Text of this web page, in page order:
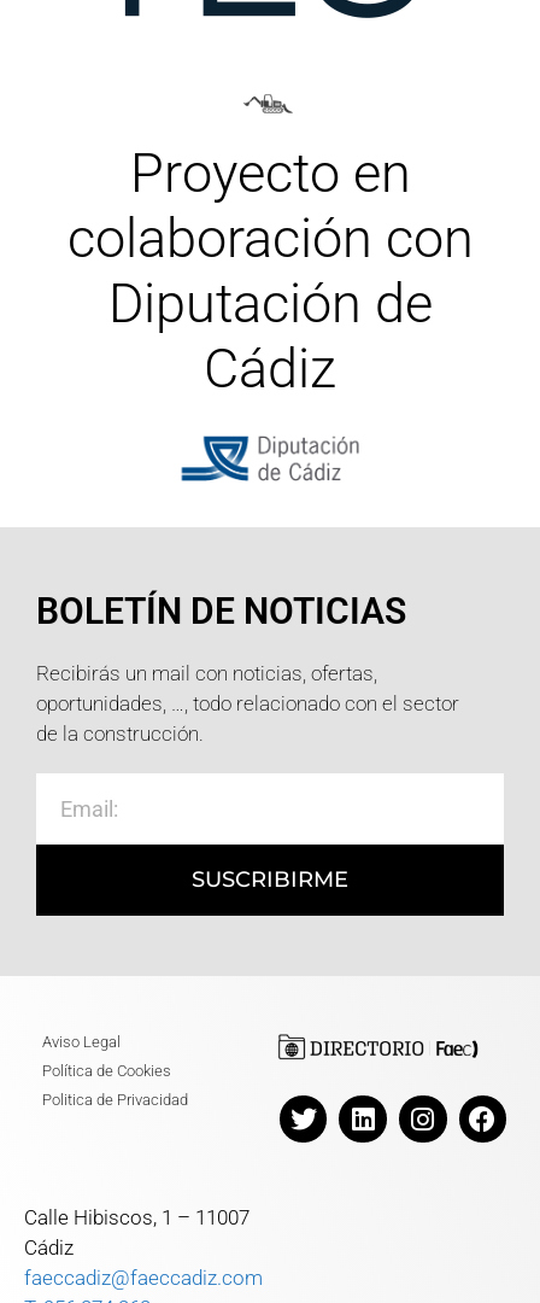
Proyecto en
colaboración con
Diputación de
Cádiz
BOLETÍN DE NOTICIAS
Recibirás un mail con noticias, ofertas,
oportunidades, …, todo relacionado con el sector
de la construcción.
SUSCRIBIRME
Aviso Legal
Política de Cookies
Politica de Privacidad
Calle Hibiscos, 1 – 11007
Cádiz
faeccadiz@faeccadiz.com